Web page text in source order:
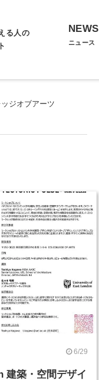
る人の
NEWS
ニュース
ッジオブアーツ
6/29
築・空間デザイ